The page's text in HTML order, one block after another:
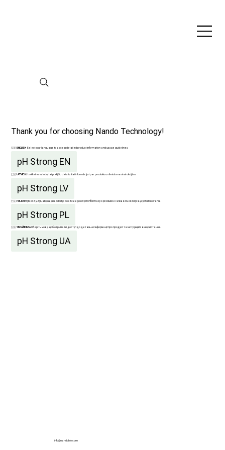
Thank you for choosing Nando Technology!
🇬🇧 ENGLISHSelect your language to access detailed product information and usage guidelines.
pH Strong EN
🇱🇻 LATVIEŠU Izvēlieties valodu, lai piekļūtu detalizētai informācijai par produktu un lietošanas instrukcijām.
pH Strong LV
🇵🇱 POLSKI Wybierz język, aby uzyskać dostęp do szczegółowych informacji o produkcie i wskazówek dotyczących stosowania.
pH Strong PL
🇺🇦 УКРАЇНСЬКА Оберіть мову, щоб отримати доступ до детальної інформації про продукт та інструкцій з використання.
pH Strong UA
info@nandobio.com